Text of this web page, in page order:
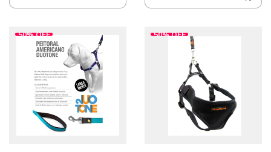
50%OFF 50%OFF